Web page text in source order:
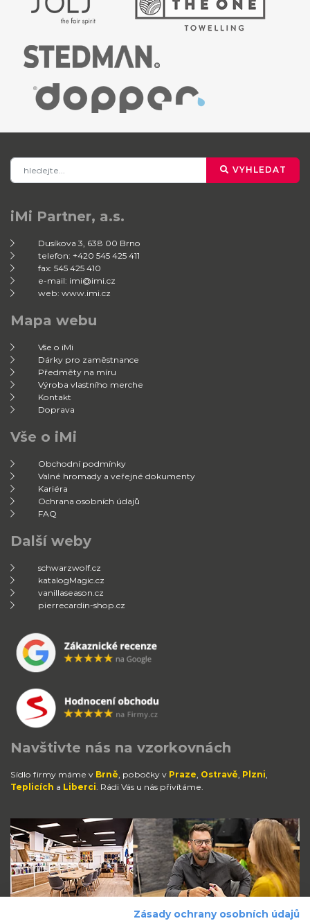
VYHLEDAT
iMi Partner, a.s.
Dusíkova 3, 638 00 Brno
telefon: +420 545 425 411
fax: 545 425 410
e-mail: imi@imi.cz
web: www.imi.cz
Mapa webu
Vše o iMi
Dárky pro zaměstnance
Předměty na míru
Výroba vlastního merche
Kontakt
Doprava
Vše o iMi
Obchodní podmínky
Valné hromady a veřejné dokumenty
Kariéra
Ochrana osobních údajů
FAQ
Další weby
schwarzwolf.cz
katalogMagic.cz
vanillaseason.cz
pierrecardin-shop.cz
Navštivte nás na vzorkovnách
Sídlo firmy máme v Brně , pobočky v Praze Ostravě Plzni
Teplicích a Liberci . Rádi Vás u nás přivítáme.
Zásady ochrany osobních údajů